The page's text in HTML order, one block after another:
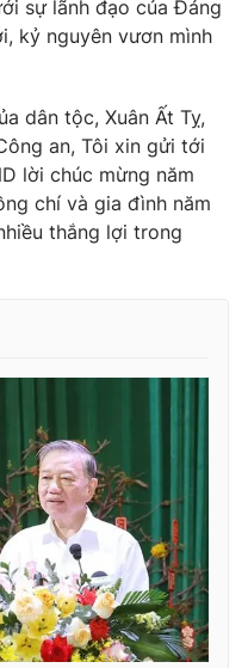
sự lãnh đạo của Đảng
kỷ nguyên vươn mình
dân tộc, Xuân Ất Tỵ,
an, Tôi xin gửi tới
lời chúc mừng năm
chí và gia đình năm
thắng lợi trong